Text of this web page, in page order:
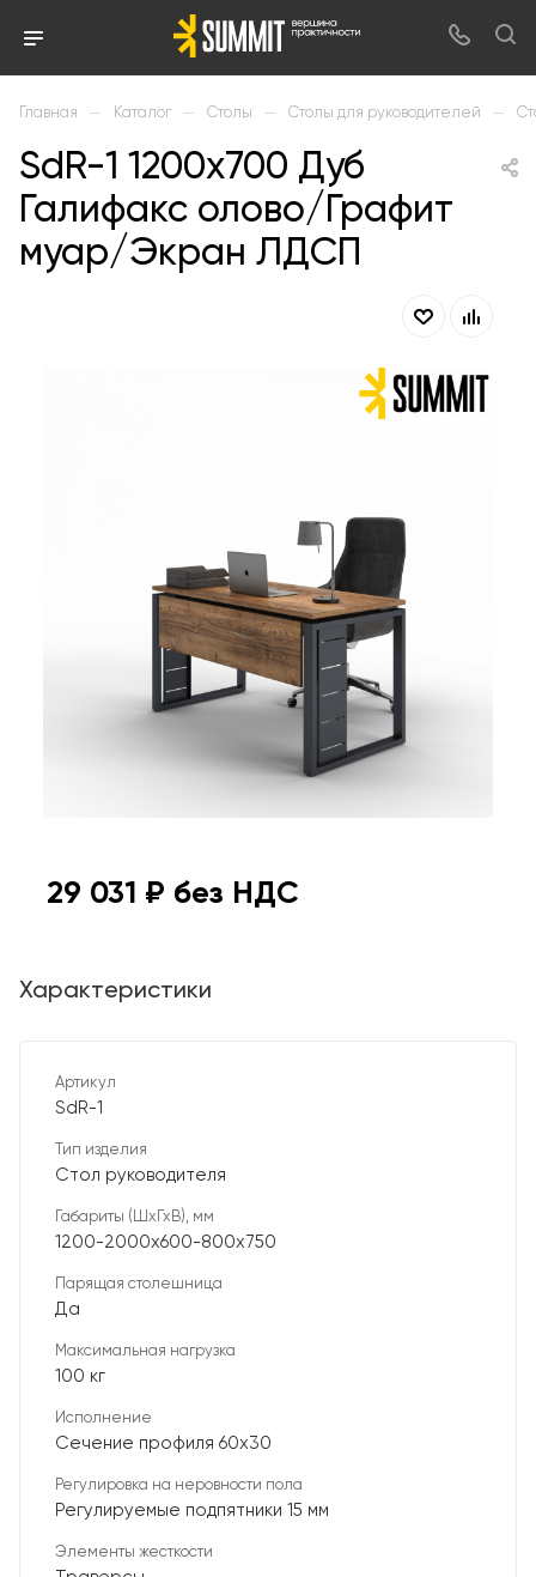
Главная — Каталог — Столы — Столы для руководителей —
SdR-1 1200х700 Дуб
Галифакс олово/Графит
муар/Экран ЛДСП
29 031 ₽ без НДС
Характеристики
Артикул
SdR-1
Тип изделия
Стол руководителя
Габариты (ШхГхВ), мм
1200-2000х600-800х750
Парящая столешница
Да
Максимальная нагрузка
100 кг
Исполнение
Сечение профиля 60х30
Регулировка на неровности пола
Регулируемые подпятники 15 мм
Элементы жесткости